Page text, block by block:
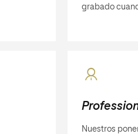
grabado
Nuestros